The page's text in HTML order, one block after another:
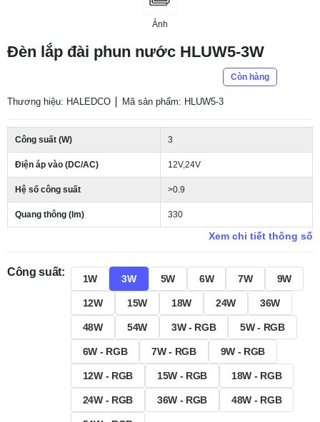
Ảnh
Đèn lắp đài phun nước HLUW5-3W
Còn hàng
Thương hiệu: HALEDCO Mã sản phẩm: HLUW5-3
Công suất (W) 3
Điện áp vào (DC/AC) 12V,24V
Hệ số công suất >0.9
Quang thông (lm) 330
Xem chi tiết thông số
Công suất:
1W 3W 5W 6W 7W 9W
12W 15W 18W 24W 36W
48W 54W 3W - RGB 5W - RGB
6W - RGB 7W - RGB 9W - RGB
12W - RGB 15W - RGB 18W - RGB
24W - RGB 36W - RGB 48W - RGB